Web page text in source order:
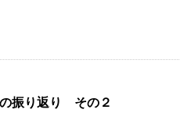
振り返り その２